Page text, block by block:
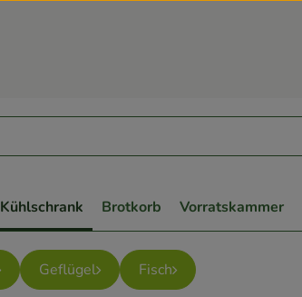
Kühlschrank Brotkorb Vorratskammer
Geflügel Fisch